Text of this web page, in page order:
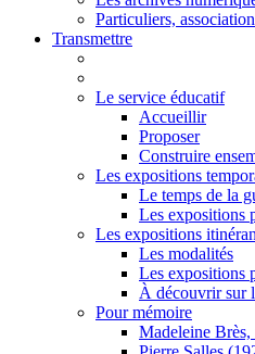
Particuliers,
Transmettre
Le service éducatif
Accueillir
Proposer
Construire
Les expositions
Le temps de la
Les expositions
Les expositions
Les modalités
Les expositions
À découvrir sur
Pour mémoire
Madeleine